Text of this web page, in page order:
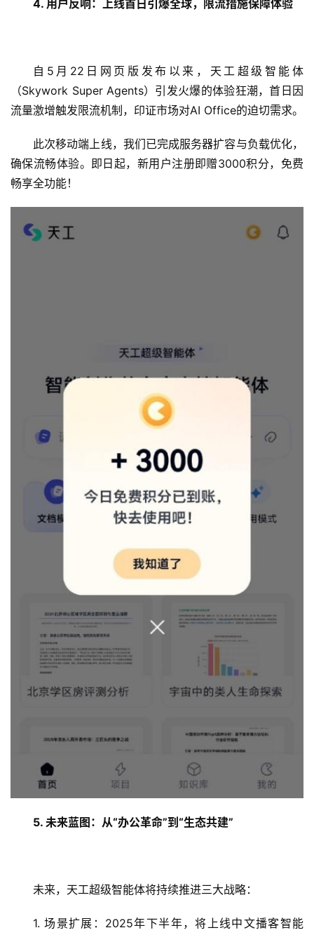
4. 用户反响：上线首日引爆全球，限流措施保障体验
自5月22日网页版发布以来，天工超级智能体
（Skywork Super Agents）引发火爆的体验狂潮，首日因
流量激增触发限流机制，印证市场对AI Office的迫切需求。
此次移动端上线，我们已完成服务器扩容与负载优化，
确保流畅体验。即日起，新用户注册即赠3000积分，免费
畅享全功能！
5. 未来蓝图：从“办公革命”到“生态共建”
未来，天工超级智能体将持续推进三大战略：
1. 场景扩展：2025年下半年，将上线中文播客智能